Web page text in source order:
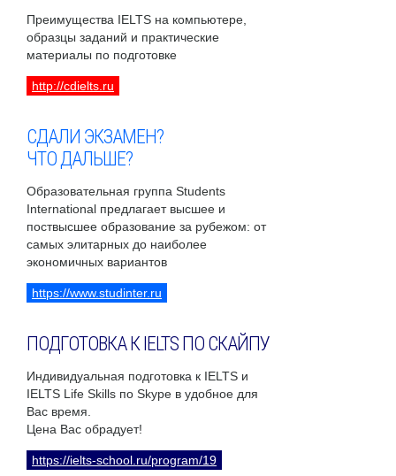
Преимущества IELTS на компьютере,
образцы заданий и практические
материалы по подготовке
http://cdielts.ru
СДАЛИ ЭКЗАМЕН?
ЧТО ДАЛЬШЕ?
Образовательная группа Students
International предлагает высшее и
поствысшее образование за рубежом: от
самых элитарных до наиболее
экономичных вариантов
https://www.studinter.ru
ПОДГОТОВКА К IELTS ПО СКАЙПУ
Индивидуальная подготовка к IELTS и
IELTS Life Skills по Skype в удобное для
Вас время.
Цена Вас обрадует!
https://ielts-school.ru/program/19